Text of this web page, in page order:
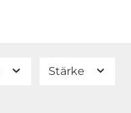
Stärke